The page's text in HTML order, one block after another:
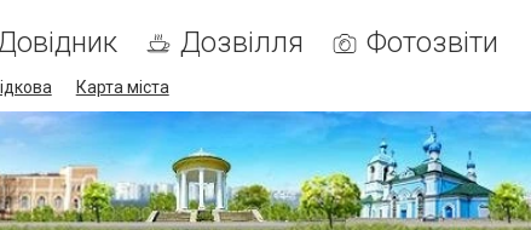
Дозвілля Фотозвіти
Карта міста